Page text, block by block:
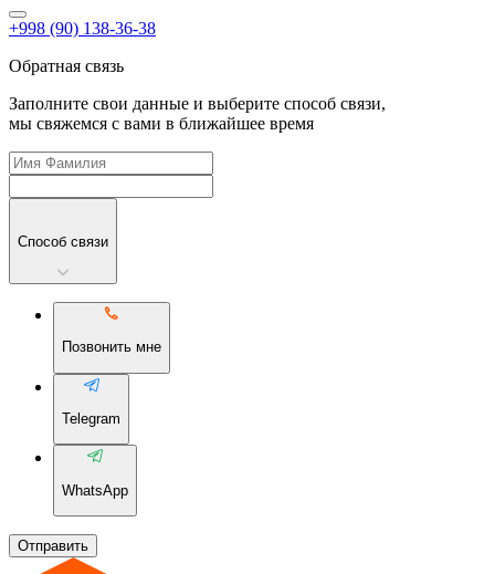
+998 (90) 138-36-38
Обратная связь
Заполните свои данные и выберите способ связи,
мы свяжемся с вами в ближайшее время
Способ связи
Позвонить мне
Telegram
WhatsApp
Отправить